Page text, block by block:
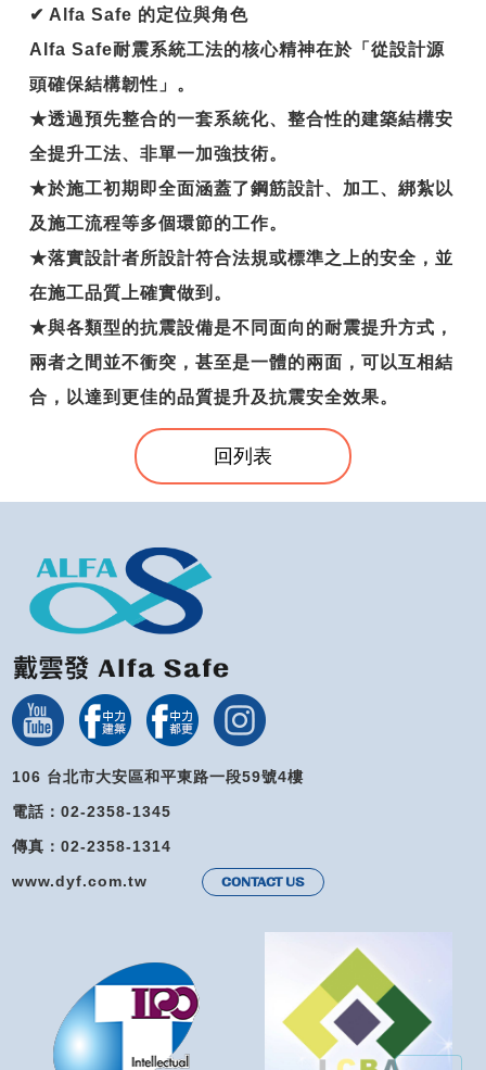
✔ Alfa Safe 的定位與角色
Alfa Safe耐震系統工法的核心精神在於「從設計源
頭確保結構韌性」。
★透過預先整合的一套系統化、整合性的建築結構安
全提升工法、非單一加強技術。
★於施工初期即全面涵蓋了鋼筋設計、加工、綁紮以
及施工流程等多個環節的工作。
★落實設計者所設計符合法規或標準之上的安全，並
在施工品質上確實做到。
★與各類型的抗震設備是不同面向的耐震提升方式，
兩者之間並不衝突，甚至是一體的兩面，可以互相結
合，以達到更佳的品質提升及抗震安全效果。
回列表
106 台北市大安區和平東路一段59號4樓
電話：02-2358-1345
傳真：02-2358-1314
www.dyf.com.tw
CONTACT US